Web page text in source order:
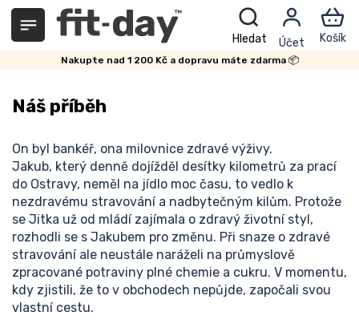
Přejít
obsah
Nakupte nad 1 200 Kč a dopravu máte zdarma 📦
Náš příběh
On byl bankéř, ona milovnice zdravé výživy.
Jakub, který denně dojížděl desítky kilometrů za prací
do Ostravy, neměl na jídlo moc času, to vedlo k
nezdravému stravování a nadbytečným kilům. Protože
se Jitka už od mládí zajímala o zdravý životní styl,
rozhodli se s Jakubem pro změnu. Při snaze o zdravé
stravování ale neustále naráželi na průmyslově
zpracované potraviny plné chemie a cukru. V momentu,
kdy zjistili, že to v obchodech nepůjde, započali svou
vlastní cestu.